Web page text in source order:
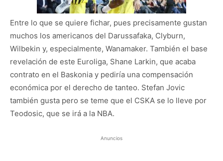
Entre lo que se quiere fichar, pues precisamente gustan
muchos los americanos del Darussafaka, Clyburn,
Wilbekin y, especialmente, Wanamaker. También el base
revelación de este Euroliga, Shane Larkin, que acaba
contrato en el Baskonia y pediría una compensación
económica por el derecho de tanteo. Stefan Jovic
también gusta pero se teme que el CSKA se lo lleve por
Teodosic, que se irá a la NBA.
Anuncios